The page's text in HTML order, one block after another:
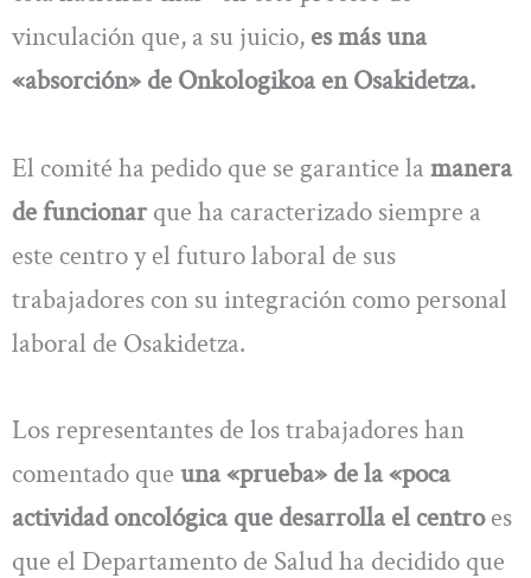
vinculación que, a su juicio, es más una
«absorción» de Onkologikoa en Osakidetza.
El comité ha pedido que se garantice la manera
de funcionar que ha caracterizado siempre a
este centro y el futuro laboral de sus
trabajadores con su integración como personal
laboral de Osakidetza.
Los representantes de los trabajadores han
comentado que una «prueba» de la «poca
actividad oncológica que desarrolla el centroes
que el Departamento de Salud ha decidido que